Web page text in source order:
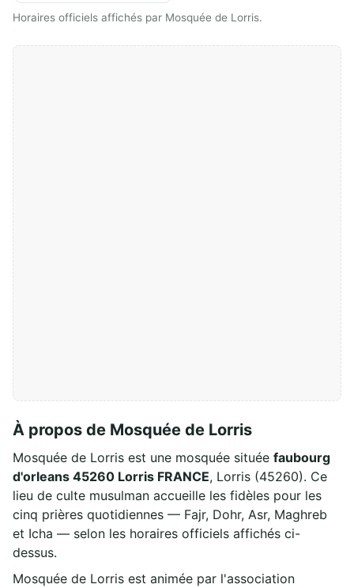
Horaires officiels affichés par Mosquée de Lorris.
À propos de Mosquée de Lorris
Mosquée de Lorris est une mosquée située faubourg
d'orleans 45260 Lorris FRANCE, Lorris (45260). Ce
lieu de culte musulman accueille les fidèles pour les
cinq prières quotidiennes — Fajr, Dohr, Asr, Maghreb
et Icha — selon les horaires officiels affichés ci-
dessus.
Mosquée de Lorris est animée par l'association